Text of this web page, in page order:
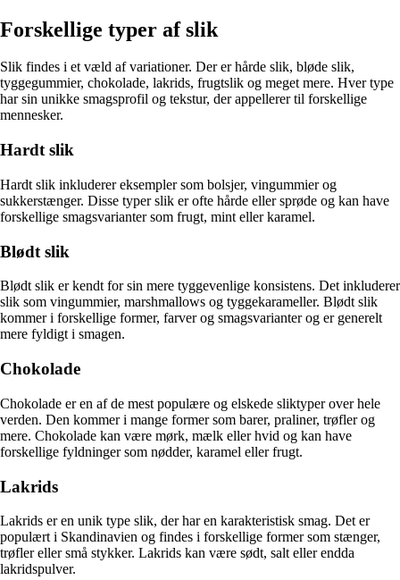
Forskellige typer af slik
Slik findes i et væld af variationer. Der er hårde slik, bløde slik,
tyggegummier, chokolade, lakrids, frugtslik og meget mere. Hver type
har sin unikke smagsprofil og tekstur, der appellerer til forskellige
mennesker.
Hardt slik
Hardt slik inkluderer eksempler som bolsjer, vingummier og
sukkerstænger. Disse typer slik er ofte hårde eller sprøde og kan have
forskellige smagsvarianter som frugt, mint eller karamel.
Blødt slik
Blødt slik er kendt for sin mere tyggevenlige konsistens. Det inkluderer
slik som vingummier, marshmallows og tyggekarameller. Blødt slik
kommer i forskellige former, farver og smagsvarianter og er generelt
mere fyldigt i smagen.
Chokolade
Chokolade er en af de mest populære og elskede sliktyper over hele
verden. Den kommer i mange former som barer, praliner, trøfler og
mere. Chokolade kan være mørk, mælk eller hvid og kan have
forskellige fyldninger som nødder, karamel eller frugt.
Lakrids
Lakrids er en unik type slik, der har en karakteristisk smag. Det er
populært i Skandinavien og findes i forskellige former som stænger,
trøfler eller små stykker. Lakrids kan være sødt, salt eller endda
lakridspulver.